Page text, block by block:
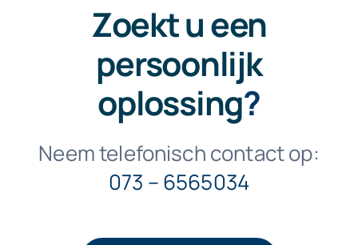
Zoekt u een
persoonlijk
oplossing?
Neem telefonisch contact op:
073 – 6565034